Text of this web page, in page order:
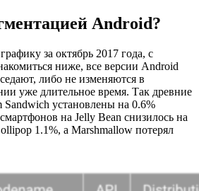
Android?
за октябрь 2017 года, с
ниже, все версии Android
либо не изменяются в
уже длительное время. Так древние
Sandwich установлены на 0.6%
на Jelly Bean снизилось на
1.1%, а Marshmallow потерял